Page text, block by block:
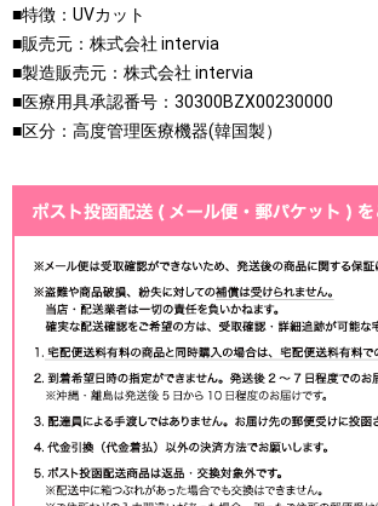
■特徴：UVカット
■販売元：株式会社 intervia
■製造販売元：株式会社 intervia
■医療用具承認番号：30300BZX00230000
■区分：高度管理医療機器(韓国製）